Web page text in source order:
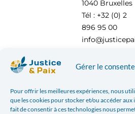
Gérer le
Pour offrir les meilleures expériences, nous
que les cookies pour stocker et/ou accéder
fait de consentir à ces technologies nous
1040 Bruxelles
Tél : +32 (0) 2
896 95 00